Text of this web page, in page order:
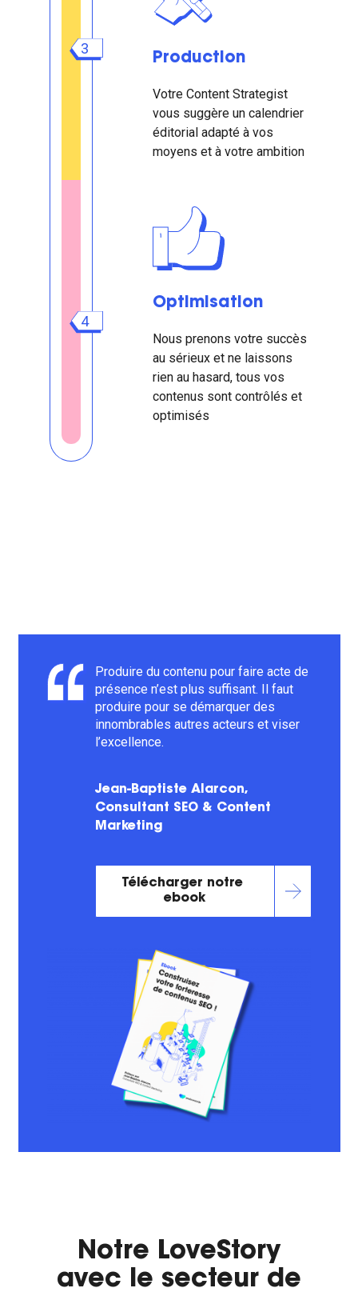
Production
Votre Content Strategist
vous suggère un calendrier
éditorial adapté à vos
moyens et à votre ambition
Optimisation
Nous prenons votre succès
au sérieux et ne laissons
rien au hasard, tous vos
contenus sont contrôlés et
optimisés
3
4
Produire du contenu pour faire acte de
présence n’est plus suffisant. Il faut
produire pour se démarquer des
innombrables autres acteurs et viser
l’excellence.
Jean-Baptiste Alarcon,
Consultant SEO & Content
Marketing
Télécharger notre
ebook
Notre LoveStory
avec le secteur de